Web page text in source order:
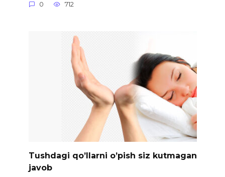
0 712
Tushdagi qo’llarni o’pish siz kutmagan
javob